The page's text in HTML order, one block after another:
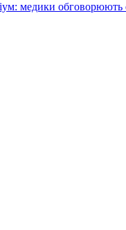
медики обговорюють